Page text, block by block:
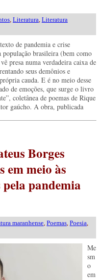
Literatura Literatura
de pandemia e crise
população brasileira (bem como
presa numa verdadeira caixa de
seus demônios e
cauda. E é no meio desse
de emoções, que surge o livro
coletânea de poemas de Rique
gaúcho. A obra, publicada
Borges
em meio às
pandemia
maranhense Poemas Poesia
Me
sm
o
em